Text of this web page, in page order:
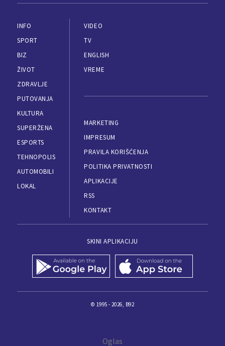
INFO
SPORT
BIZ
ŽIVOT
ZDRAVLJE
PUTOVANJA
KULTURA
SUPERŽENA
ESPORTS
TEHNOPOLIS
AUTOMOBILI
LOKAL
VIDEO
TV
ENGLISH
VREME
MARKETING
IMPRESUM
PRAVILA KORIŠĆENJA
POLITIKA PRIVATNOSTI
APLIKACIJE
RSS
KONTAKT
SKINI APLIKACIJU
© 1995 - 2026, B92